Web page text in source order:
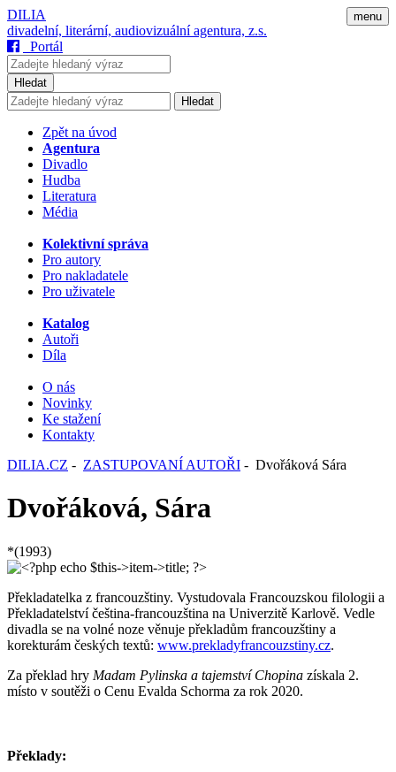
menu
DILIA
divadelní, literární, audiovizuální agentura, z.s.
Portál
Hledat
Hledat
Zpět na úvod
Agentura
Divadlo
Hudba
Literatura
Média
Kolektivní správa
Pro autory
Pro nakladatele
Pro uživatele
Katalog
Autoři
Díla
O nás
Novinky
Ke stažení
Kontakty
DILIA.CZ - ZASTUPOVANÍ AUTOŘI - Dvořáková Sára
Dvořáková, Sára
*(1993)
Překladatelka z francouzštiny. Vystudovala Francouzskou filologii a
Překladatelství čeština-francouzština na Univerzitě Karlově. Vedle
divadla se na volné noze věnuje překladům francouzštiny a
korekturám českých textů: www.prekladyfrancouzstiny.cz.
Za překlad hry Madam Pylinska a tajemství Chopina získala 2.
místo v soutěži o Cenu Evalda Schorma za rok 2020.
Překlady: